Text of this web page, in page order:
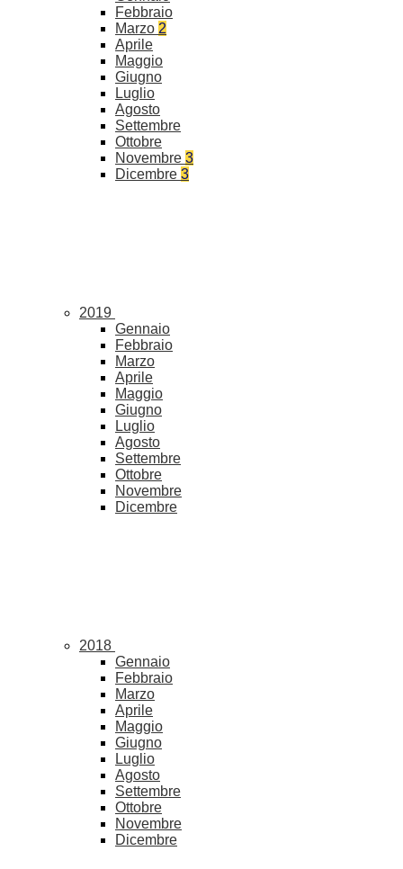
Febbraio
Marzo 2
Aprile
Maggio
Giugno
Luglio
Agosto
Settembre
Ottobre
Novembre 3
Dicembre 3
2019
Gennaio
Febbraio
Marzo
Aprile
Maggio
Giugno
Luglio
Agosto
Settembre
Ottobre
Novembre
Dicembre
2018
Gennaio
Febbraio
Marzo
Aprile
Maggio
Giugno
Luglio
Agosto
Settembre
Ottobre
Novembre
Dicembre